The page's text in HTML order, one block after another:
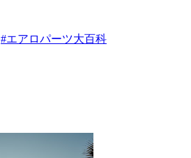
#エアロパーツ大百科